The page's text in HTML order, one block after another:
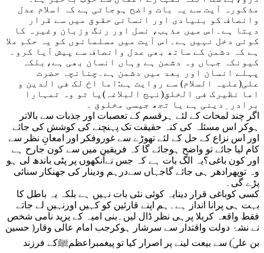
مذکورہ آیت سے یہ بات واضح ہوجاتی ہے کہ اسلام عدل
وانصاف کو بنیادی اور انسانی حقوق میں سے قرار
دیتا ہے۔اس میں مذہب، نسل اور رنگ وزبان وغیرہ کا
کوئی دخل نہیں ہے۔اس آیت میں مسلمانوں کو یہ حکم ملا
ہے کہ دشمن کے ساتھ بھی عدل وانصاف سے پیش آیا کرو۔
کیونکہ جہاں وہ دشمن ہے وہاں انسان بھی ہے،بلکہ
پہلے انسان اور بعد میں دشمن ہے۔چنانچہ حضرت
علی(علیہ السلام) سے روایت ہے:اما اخ لک فی الدین و
اما نظیرک فی الخلق(نہج البلاغہ)یا تو وہ تمہارا
برادر ِدینی ہے یا تجھ جیسی مخلوق ۔
اگر چند لمحات کے لئے ہرقسم کے تعصبات اور جذبات سے بالاتر
ہوکر اس مسئلہ کی کنہ حقیقت تک پہنچنے کی کوشش کی جائے
اور اس نزاع کے حل کے لئے تھوڑے سے غوروفکر اور امعانِ نظر سے
کام لیا جائے تو واضح ہوجائے گا کہ فریقین میں سے کون جارح ہے
اور کون باغی؟یہ الگ بات ہے کہ جس نےآنکھوں پر پٹی باندھ لی ہو
وہ توپھرادھر ہی جائے گاجہاں سےدرہم ودینار کی جھنکار سنائی
پڑے گی۔
کسی کوباغی قرار دینایہ کوئی نئی بات نہیں ہے بلکہ یہ باطل کا
بہت ہی پرانا انداز ہے۔ہم اپنے قارئین کو کہیں اورنہیں لے جاتے
فقط واقعہ کربلا پرہی نظر ڈال لیں۔بنی امیہ کے یزید نامی شخص
نے نشۂ دولت واقتدار سے سرشار ہوکرجب امام عالی وقار( حسین
بن علیؑ) سے بیعت لینے پر اصرار کیا تو پیغمبراعظمﷺکے فرزند